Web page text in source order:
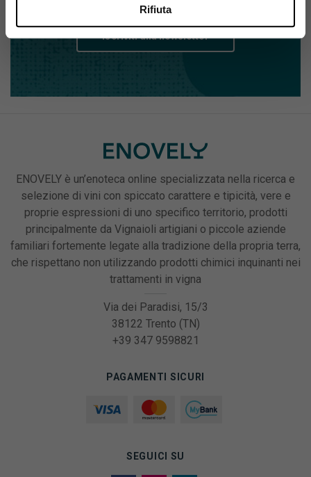
Rifiuta
Iscriviti alla newsletter
ENOVELY è un’enoteca online specializzata nella ricerca e
selezione di vini con spiccato carattere e tipicità, vere e
proprie espressioni di uno specifico territorio, prodotti
principalmente da Vignaioli artigiani o piccole aziende
familiari fortemente legate alla tradizione della propria terra,
che rispettano non utilizzando prodotti chimici inquinanti nei
trattamenti in vigna
Via dei Paradisi, 15/3
38122 Trento (TN)
+39 347 9598821
PAGAMENTI SICURI
SEGUICI SU